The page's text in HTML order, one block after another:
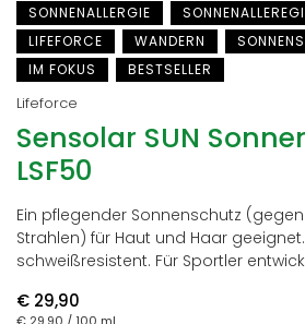
SONNENALLERGIE
LIFEFORCE
WANDERN
IM FOKUS
BESTSELLER
Lifeforce
Sensolar SUN
LSF50
Ein pflegender Sonnenschutz (gegen
Strahlen) für Haut und Haar
schweißresistent. Für Sportler
€ 29,90